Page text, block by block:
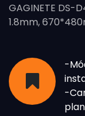
GAGINETE DS-
1.8mm,
-
-